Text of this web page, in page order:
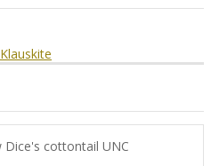
Klauskite
Dice's cottontail UNC